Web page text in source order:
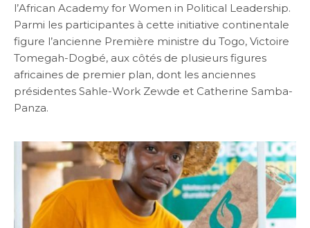
l’African Academy for Women in Political Leadership.
Parmi les participantes à cette initiative continentale
figure l’ancienne Première ministre du Togo, Victoire
Tomegah-Dogbé, aux côtés de plusieurs figures
africaines de premier plan, dont les anciennes
présidentes Sahle-Work Zewde et Catherine Samba-
Panza.